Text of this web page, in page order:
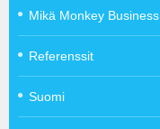
Mikä Monkey Business
Referenssit
Suomi